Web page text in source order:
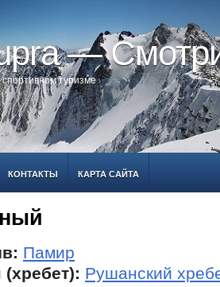
—
туризме
КОНТАКТЫ КАРТА САЙТА
Памир
Рушанский